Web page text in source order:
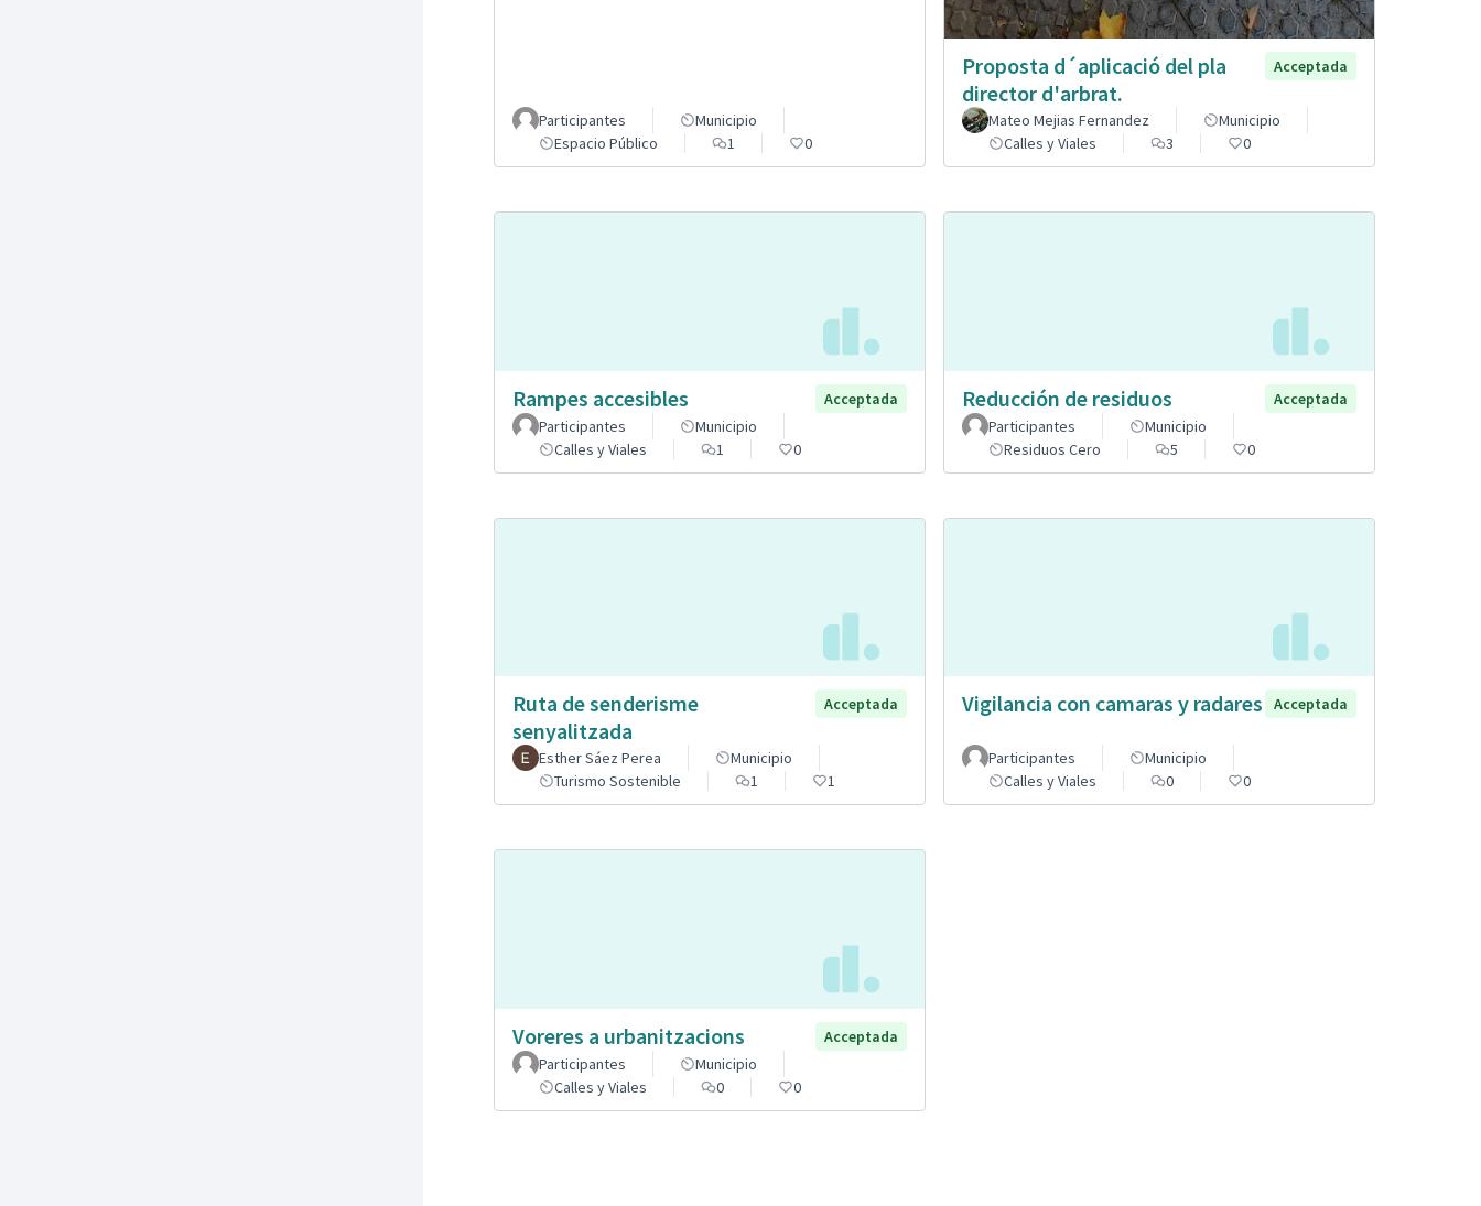
Participantes
Municipio
Espacio Público
1 0
Proposta d´aplicació del pla
director d'arbrat.
Acceptada
Mateo Mejias Fernandez
Municipio
Calles y Viales
3 0
Rampes accesibles
Acceptada
Participantes
Municipio
Calles y Viales
1 0
Reducción de residuos
Acceptada
Participantes
Municipio
Residuos Cero
5 0
Ruta de senderisme
senyalitzada
Acceptada
Esther Sáez Perea
Municipio
Turismo Sostenible
1 1
Vigilancia con camaras y radares Acceptada
Participantes
Municipio
Calles y Viales
0 0
Voreres a urbanitzacions
Acceptada
Participantes
Municipio
Calles y Viales
0 0